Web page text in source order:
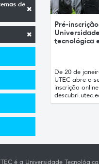
de
Pré-
tecnológica
De 20 de
UTEC abre o
inscrição
é a Universidade